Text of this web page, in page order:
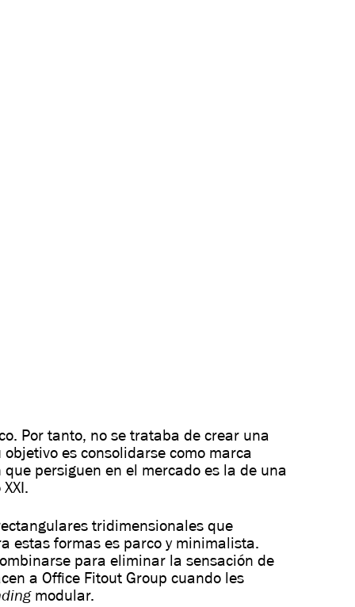
Por tanto, no se trataba de crear una
es consolidarse como marca
persiguen en el mercado es la de una
tridimensionales que
estas formas es parco y minimalista.
para eliminar la sensación de
a Office Fitout Group cuando les
modular.